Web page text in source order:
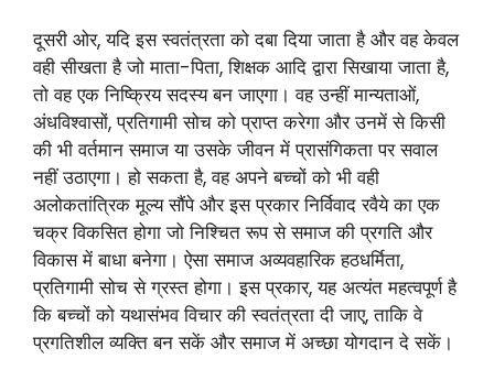
दूसरी ओर, यदि इस स्वतंत्रता को दबा दिया जाता है और वह केवल
वही सीखता है जो माता-पिता, शिक्षक आदि द्वारा सिखाया जाता है,
तो वह एक निष्क्रिय सदस्य बन जाएगा। वह उन्हीं मान्यताओं,
अंधविश्वासों, प्रतिगामी सोच को प्राप्त करेगा और उनमें से किसी
की भी वर्तमान समाज या उसके जीवन में प्रासंगिकता पर सवाल
नहीं उठाएगा। हो सकता है, वह अपने बच्चों को भी वही
अलोकतांत्रिक मूल्य सौंपे और इस प्रकार निर्विवाद रवैये का एक
चक्र विकसित होगा जो निश्चित रूप से समाज की प्रगति और
विकास में बाधा बनेगा। ऐसा समाज अव्यवहारिक हठधर्मिता,
प्रतिगामी सोच से ग्रस्त होगा। इस प्रकार, यह अत्यंत महत्वपूर्ण है
कि बच्चों को यथासंभव विचार की स्वतंत्रता दी जाए, ताकि वे
प्रगतिशील व्यक्ति बन सकें और समाज में अच्छा योगदान दे सकें।